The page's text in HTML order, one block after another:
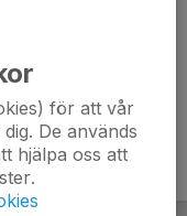
för att vår
De används
hjälpa oss att